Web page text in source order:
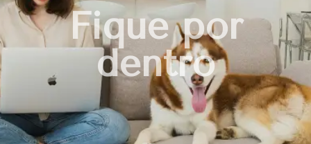
Fique por
dentro